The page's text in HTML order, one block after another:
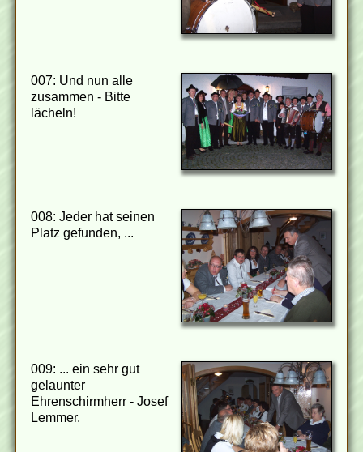
007: Und nun alle
zusammen - Bitte
lächeln!
008: Jeder hat seinen
Platz gefunden, ...
009: ... ein sehr gut
gelaunter
Ehrenschirmherr - Josef
Lemmer.